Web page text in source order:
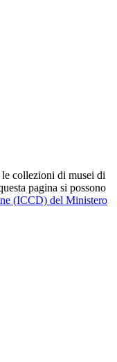
le collezioni di musei di
pagina si possono
(ICCD) del Ministero